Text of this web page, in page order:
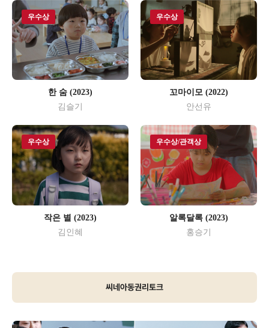
우수상
한 숨 (2023)
김슬기
우수상
꼬마이모 (2022)
안선유
우수상
작은 별 (2023)
김인혜
우수상/관객상
알록달록 (2023)
홍승기
씨네아동권리토크